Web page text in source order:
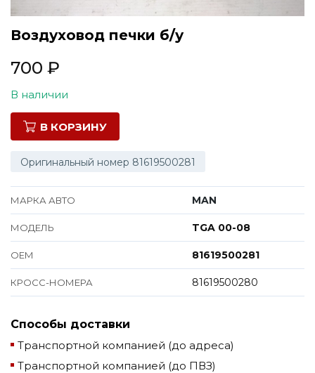
Воздуховод печки б/у
700 ₽
В наличии
В КОРЗИНУ
Оригинальный номер 81619500281
МАРКА АВТО MAN
МОДЕЛЬ TGA 00-08
ОЕМ 81619500281
КРОСС-НОМЕРА 81619500280
Способы доставки
Транспортной компанией (до адреса)
Транспортной компанией (до ПВЗ)